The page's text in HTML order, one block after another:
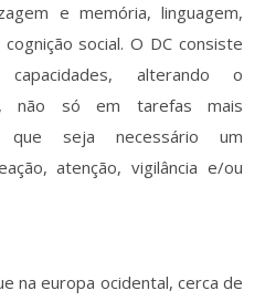
e memória, linguagem,
social. O DC consiste
alterando o
não só em tarefas mais
que seja necessário um
atenção, vigilância e/ou
na europa ocidental, cerca de